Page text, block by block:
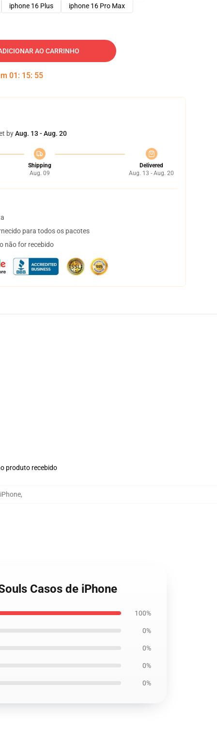
iphone 16 Plus iphone 16 Pro Max
AO CARRINHO
01 : 15: 54
byAug. 13 - Aug. 20
Shipping
Aug. 09
Delivered
Aug. 13 - Aug. 20
para todos os pacotes
não for recebido
produto recebido
,
Casos de iPhone
100%
0%
0%
0%
0%